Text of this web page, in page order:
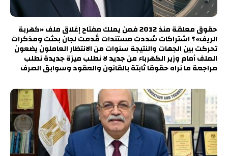
حقوق معلقة منذ 2012 فمن يملك مفتاح إغلاق ملف «كهربة
الريف»؟ اشتراكات سُددت مستندات قُدمت لجان بحثت ومذكرات
تحركت بين الجهات والنتيجة سنوات من الانتظار العاملون يضعون
الملف أمام وزير الكهرباء من جديد لا نطلب ميزة جديدة نطلب
مراجعة ما نراه حقوقا ثابتة بالقانون والعقود وسوابق الصرف